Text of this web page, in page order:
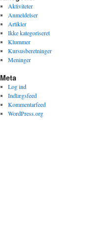
Aktiviteter
Anmeldelser
Artikler
Ikke kategoriseret
Klummer
Kursusberetninger
Meninger
Meta
Log ind
Indlægsfeed
Kommentarfeed
WordPress.org